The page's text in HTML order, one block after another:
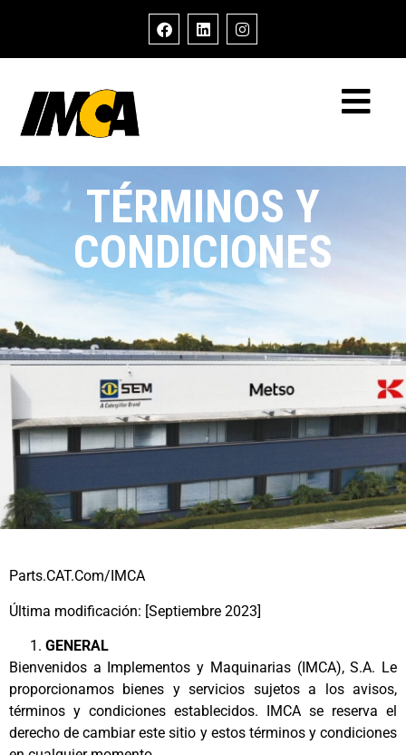
TÉRMINOS Y
CONDICIONES
Parts.CAT.Com/IMCA
Última modificación: [Septiembre 2023]
GENERAL
Bienvenidos a Implementos y Maquinarias (IMCA), S.A. Le
proporcionamos bienes y servicios sujetos a los avisos,
términos y condiciones establecidos. IMCA se reserva el
derecho de cambiar este sitio y estos términos y condiciones